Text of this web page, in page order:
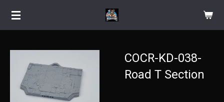
Zum
COCR-KD-038-
Road T Section